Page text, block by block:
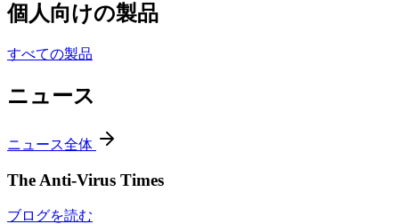
個人向けの製品
すべての製品
ニュース
ニュース全体
The Anti-Virus Times
ブログを読む